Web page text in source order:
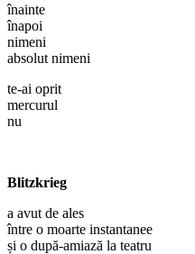
înainte
înapoi
nimeni
absolut nimeni
te-ai oprit
mercurul
nu
Blitzkrieg
a avut de ales
între o moarte instantanee
și o după-amiază la teatru